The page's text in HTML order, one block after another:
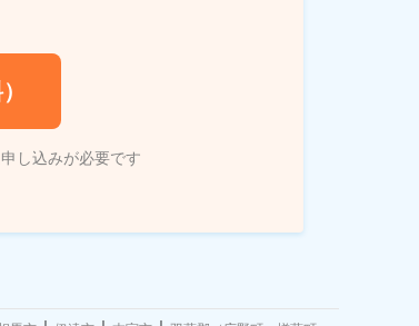
し込みが必要です